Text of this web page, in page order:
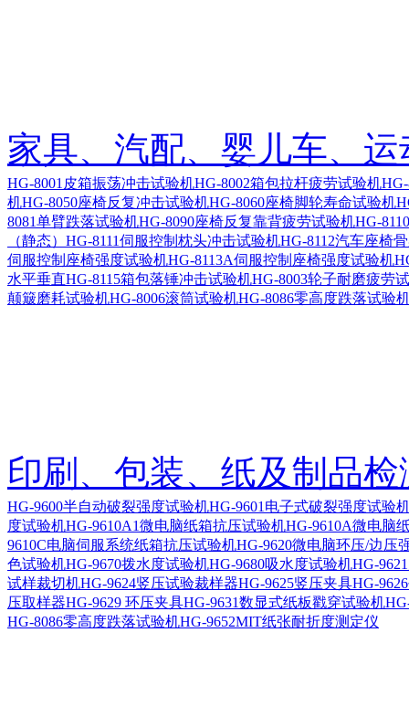
家具、汽配、婴儿车、
HG-8001皮箱振荡冲击试验机HG-8002箱包拉杆疲劳试验机
机HG-8050座椅反复冲击试验机HG-8060座椅脚轮寿命试验机
8081单臂跌落试验机HG-8090座椅反复靠背疲劳试验机HG-
（静态） HG-8111伺服控制枕头冲击试验机HG-8112汽车座椅
伺服控制座椅强度试验机HG-8113A伺服控制座椅强度试验机
水平垂直HG-8115箱包落锤冲击试验机HG-8003轮子耐磨疲劳
颠簸磨耗试验机HG-8006滚筒试验机HG-8086零高度跌落试验
印刷、包装、纸及制品检
HG-9600半自动破裂强度试验机HG-9601电子式破裂强度试验
度试验机HG-9610A1微电脑纸箱抗压试验机HG-9610A微电脑
9610C电脑伺服系统纸箱抗压试验机HG-9620微电脑环压/边压
色试验机HG-9670拨水度试验机HG-9680吸水度试验机HG-
试样裁切机HG-9624竖压试验裁样器HG-9625竖压夹具HG-
压取样器HG-9629 环压夹具HG-9631数显式纸板戳穿试验机
HG-8086零高度跌落试验机HG-9652MIT纸张耐折度测定仪